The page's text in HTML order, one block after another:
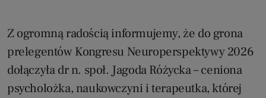
Z ogromną radością informujemy, że do grona
prelegentów Kongresu Neuroperspektywy 2026
dołączyła dr n. społ. Jagoda Różycka – ceniona
psycholożka, naukowczyni i terapeutka, której